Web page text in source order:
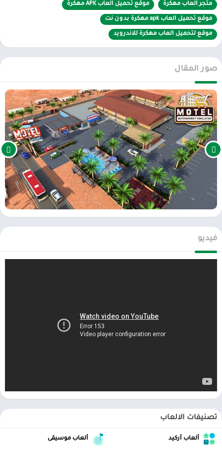
متطلبات النظام لأندرويد:
نظام تشغيلأندرويد 8.0 أو أحدث
مساحة تخزين لا تقل عن1 جيجابايت (قد تزيد مع التحديثات).
ذاكرة وصول عشوائي (RAM)
طريقة التحميل عبر متجر جوجل بلاي:
افتح متجر Google Play على هاتفك.
ابحث عن “Supermarket & Motel Simulator” في شريط البحث.
تأكد من المطور الرسمي(إذا كانت اللعبة متاحة).
اضغط على “Install” لبدء التثبيت.
انتظر التنزيل، ثم افتح اللعبة من الشاشة الرئيسية.
⚠️
قد لا تكون اللعبة متاحة رسميًا على المتجر لبعض المناطق أو
الأجهزة. في هذه الحالة، اتبع طريقة التحميل عبر APK بحذر.
تحميل اللعبة عبر ملف APK (للمستخدمين المتقدمين):
تفعيل التثبيت من مصادر خارجية:
اللعبة والمطور.
ثبّت اللعبة:
نصائح أمان ضرورية:
متجر العاب مهكرة موقع تحميل العاب APK مهكرة
موقع تحميل العاب apk مهكرة بدون نت
موقع لتحميل العاب مهكرة للاندرويد
صور المقال
فيديو
تصنيفات الالعاب
ألعاب أركيد ألعاب موسيقى